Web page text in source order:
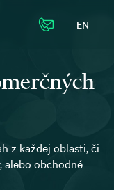
EN
z každej oblasti, či
alebo obchodné